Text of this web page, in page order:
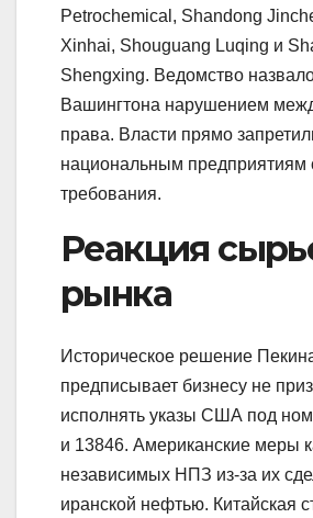
Petrochemical, Shandong
Xinhai, Shouguang Luqing и
Shengxing. Ведомство
Вашингтона нарушением
права. Власти прямо
национальным предприятиям
требования.
Реакция
рынка
Историческое решение
предписывает бизнесу не
исполнять указы США под
и 13846. Американские меры
независимых НПЗ из-за их
иранской нефтью. Китайская